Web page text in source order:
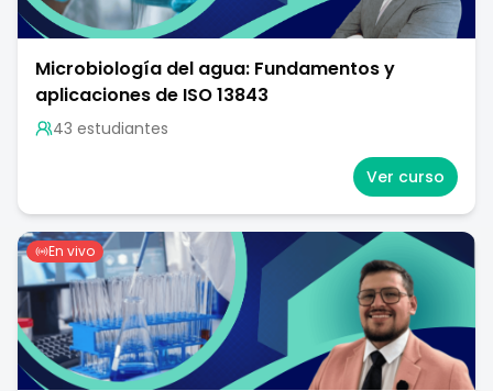
Microbiología del agua: Fundamentos y
aplicaciones de ISO 13843
43 estudiantes
Ver curso
En vivo